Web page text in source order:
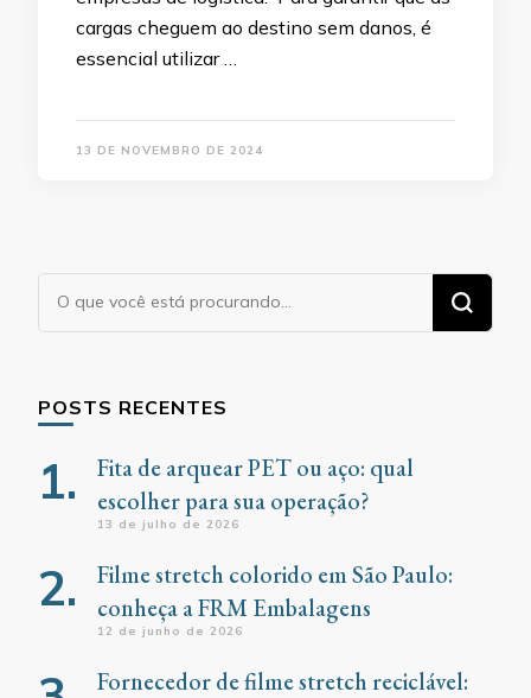
cargas cheguem ao destino sem danos, é
essencial utilizar …
13 DE NOVEMBRO DE 2024
Procurando
algo?
POSTS RECENTES
Fita de arquear PET ou aço: qual
escolher para sua operação?
13 de julho de 2026
Filme stretch colorido em São Paulo:
conheça a FRM Embalagens
12 de junho de 2026
Fornecedor de filme stretch reciclável: